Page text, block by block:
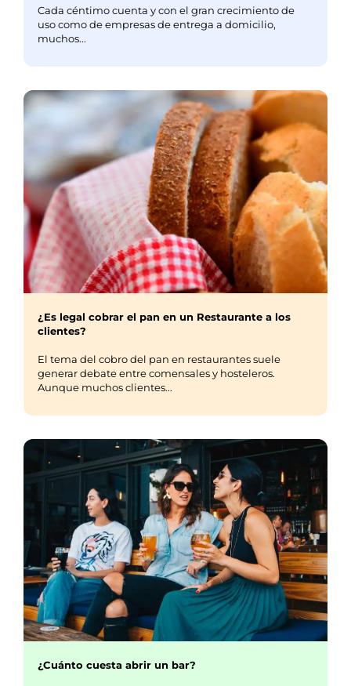
Cada céntimo cuenta y con el gran crecimiento de
uso como de empresas de entrega a domicilio,
muchos...
¿Es legal cobrar el pan en un Restaurante a los
clientes?
El tema del cobro del pan en restaurantes suele
generar debate entre comensales y hosteleros.
Aunque muchos clientes...
¿Cuánto cuesta abrir un bar?